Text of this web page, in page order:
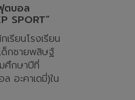
ตบอล
SPORT”
รียนโรงเรียน
ด็กชายพสิษฐ์
ศึกษาปีที่
อะคาเดมี่)ใน